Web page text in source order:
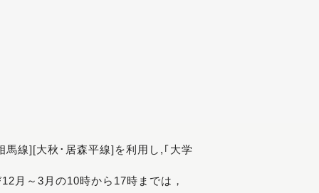
線][大秋･居森平線]を利用し,｢大学
月～3月の10時から17時までは，